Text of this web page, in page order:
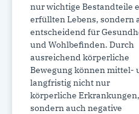
nur wichtige Bestandteile
erfüllten Lebens, sondern
entscheidend für
und Wohlbefinden. Durch
ausreichend körperliche
Bewegung können mittel-
langfristig nicht nur
körperliche Erkrankungen,
sondern auch negative